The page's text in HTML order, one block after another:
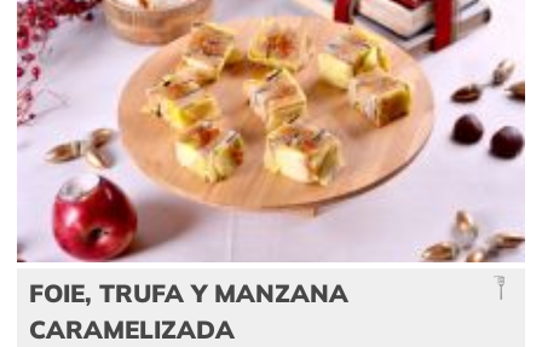
FOIE, TRUFA Y MANZANA
CARAMELIZADA